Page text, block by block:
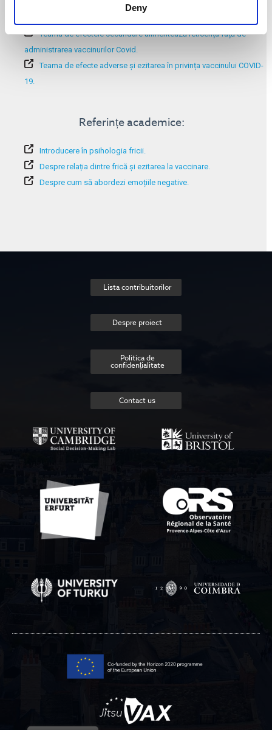
Deny
Teama de efectele secundare alimentează reticența față de
administrarea vaccinurilor Covid.
Teama de efecte adverse și ezitarea în privința vaccinului COVID-
19.
Referințe academice:
Introducere în psihologia fricii.
Despre relația dintre frică și ezitarea la vaccinare.
Despre cum să abordezi emoțiile negative.
Lista contribuitorilor
Despre proiect
Politica de
confidențialitate
Contact us